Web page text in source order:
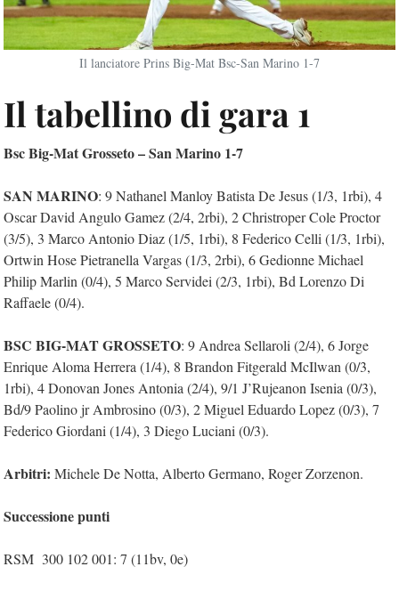
Il lanciatore Prins Big-Mat Bsc-San Marino 1-7
Il tabellino di gara 1
Bsc Big-Mat Grosseto – San Marino 1-7
SAN MARINO: 9 Nathanel Manloy Batista De Jesus (1/3, 1rbi), 4
Oscar David Angulo Gamez (2/4, 2rbi), 2 Christroper Cole Proctor
(3/5), 3 Marco Antonio Diaz (1/5, 1rbi), 8 Federico Celli (1/3, 1rbi),
Ortwin Hose Pietranella Vargas (1/3, 2rbi), 6 Gedionne Michael
Philip Marlin (0/4), 5 Marco Servidei (2/3, 1rbi), Bd Lorenzo Di
Raffaele (0/4).
BSC BIG-MAT GROSSETO: 9 Andrea Sellaroli (2/4), 6 Jorge
Enrique Aloma Herrera (1/4), 8 Brandon Fitgerald McIlwan (0/3,
1rbi), 4 Donovan Jones Antonia (2/4), 9/1 J’Rujeanon Isenia (0/3),
Bd/9 Paolino jr Ambrosino (0/3), 2 Miguel Eduardo Lopez (0/3), 7
Federico Giordani (1/4), 3 Diego Luciani (0/3).
Arbitri: Michele De Notta, Alberto Germano, Roger Zorzenon.
Successione punti
RSM 300 102 001: 7 (11bv, 0e)